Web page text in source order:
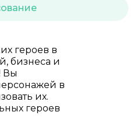
героев в
бизнеса и
Вы
в
их.
героев
*
*